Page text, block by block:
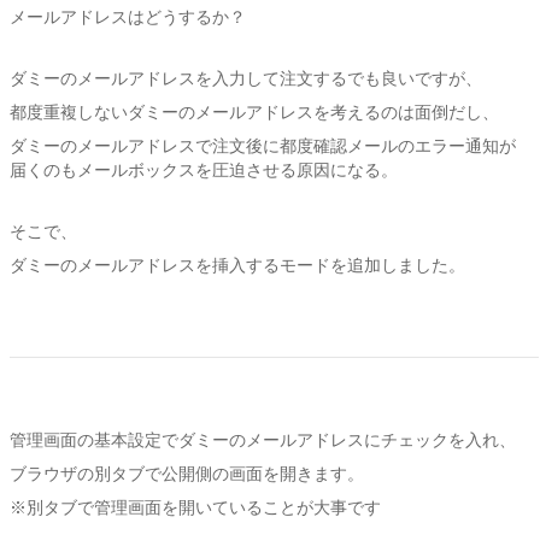
メールアドレスはどうするか？
ダミーのメールアドレスを入力して注文するでも良いですが、
都度重複しないダミーのメールアドレスを考えるのは面倒だし、
ダミーのメールアドレスで注文後に都度確認メールのエラー通知が
届くのもメールボックスを圧迫させる原因になる。
そこで、
ダミーのメールアドレスを挿入するモードを追加しました。
管理画面の基本設定でダミーのメールアドレスにチェックを入れ、
ブラウザの別タブで公開側の画面を開きます。
※別タブで管理画面を開いていることが大事です